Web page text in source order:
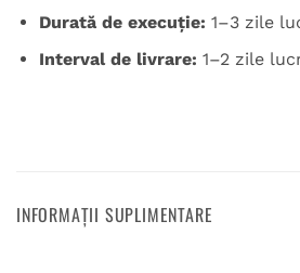
Durată de execuție: 1–3 zile
Interval de livrare: 1–2 zile
INFORMAȚII SUPLIMENTARE